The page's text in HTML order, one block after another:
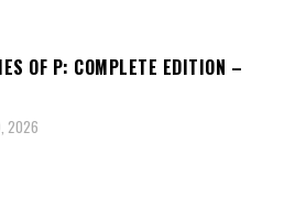
OF P: COMPLETE EDITION –
2026